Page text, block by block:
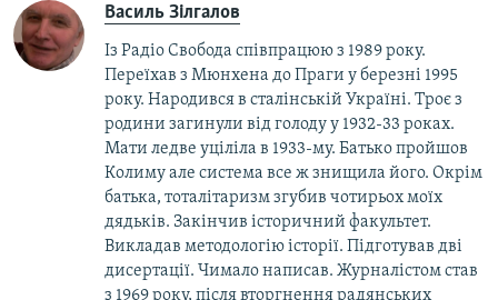
Василь Зілгалов
Із Радіо Свобода співпрацюю з 1989 року.
Переїхав з Мюнхена до Праги у березні 1995
року. Народився в сталінській Україні. Троє з
родини загинули від голоду у 1932-33 роках.
Мати ледве уціліла в 1933-му. Батько пройшов
Колиму але система все ж знищила його. Окрім
батька, тоталітаризм згубив чотирьох моїх
дядьків. Закінчив історичний факультет.
Викладав методологію історії. Підготував дві
дисертації. Чимало написав. Журналістом став
з 1969 року, після вторгнення радянських